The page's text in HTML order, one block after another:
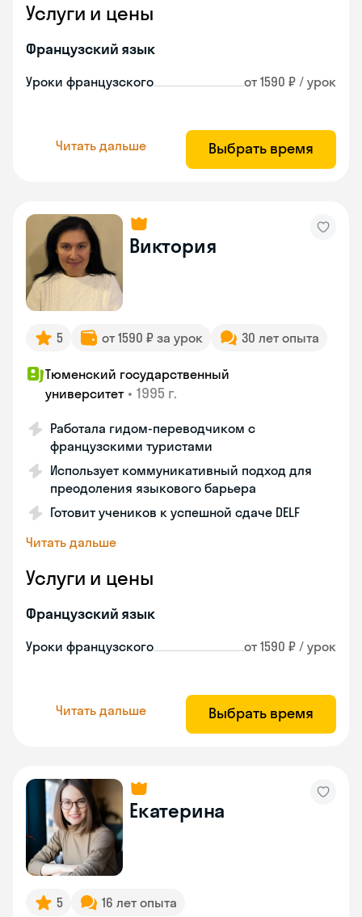
Услуги и цены
Французский язык
Уроки французского от 1590 ₽ / урок
Читать дальше Выбрать время
Виктория
5 от 1590 ₽ за урок 30 лет опыта
Тюменский государственный
университет • 1995 г.
Работала гидом-переводчиком с
французскими туристами
Использует коммуникативный подход для
преодоления языкового барьера
Готовит учеников к успешной сдаче DELF
Читать дальше
Услуги и цены
Французский язык
Уроки французского от 1590 ₽ / урок
Читать дальше Выбрать время
Екатерина
5 16 лет опыта